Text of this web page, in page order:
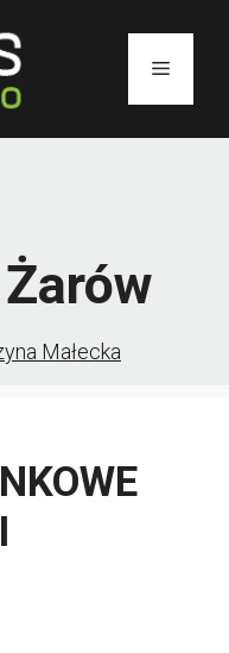
Menu
Małecka